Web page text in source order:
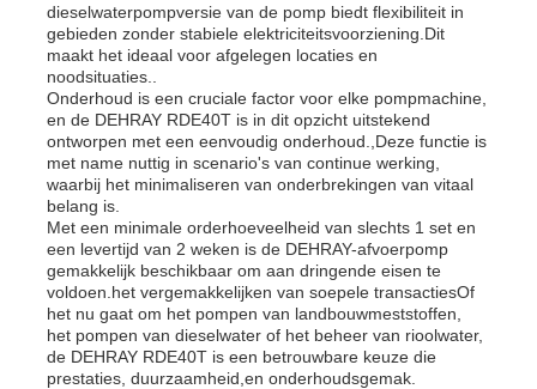
dieselwaterpompversie van de pomp biedt flexibiliteit in
gebieden zonder stabiele elektriciteitsvoorziening.Dit
maakt het ideaal voor afgelegen locaties en
noodsituaties..
Onderhoud is een cruciale factor voor elke pompmachine,
en de DEHRAY RDE40T is in dit opzicht uitstekend
ontworpen met een eenvoudig onderhoud.,Deze functie is
met name nuttig in scenario's van continue werking,
waarbij het minimaliseren van onderbrekingen van vitaal
belang is.
Met een minimale orderhoeveelheid van slechts 1 set en
een levertijd van 2 weken is de DEHRAY-afvoerpomp
gemakkelijk beschikbaar om aan dringende eisen te
voldoen.het vergemakkelijken van soepele transactiesOf
het nu gaat om het pompen van landbouwmeststoffen,
het pompen van dieselwater of het beheer van rioolwater,
de DEHRAY RDE40T is een betrouwbare keuze die
prestaties, duurzaamheid,en onderhoudsgemak.